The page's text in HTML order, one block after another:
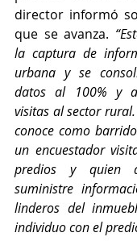
director informó
que se avanza.
la captura de
urbana y se
datos al 100% y
visitas al sector
conoce como
un encuestador
predios y quien
suministre
linderos del
individuo con el